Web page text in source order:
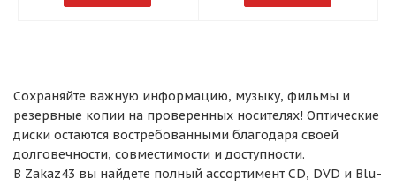
Сохраняйте важную информацию, музыку, фильмы и
резервные копии на проверенных носителях! Оптические
диски остаются востребованными благодаря своей
долговечности, совместимости и доступности.
В Zakaz43 вы найдете полный ассортимент CD, DVD и Blu-